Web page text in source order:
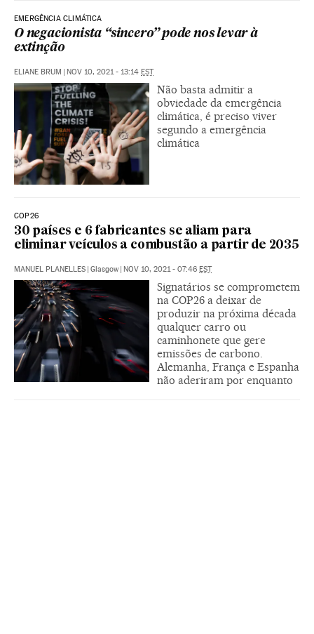
EMERGÊNCIA CLIMÁTICA
O negacionista “sincero” pode nos levar à
extinção
ELIANE BRUM | NOV 10, 2021 - 13:14 EST
Não basta admitir a
obviedade da emergência
climática, é preciso viver
segundo a emergência
climática
COP26
30 países e 6 fabricantes se aliam para
eliminar veículos a combustão a partir de 2035
MANUEL PLANELLES | Glasgow | NOV 10, 2021 - 07:46 EST
Signatários se comprometem
na COP26 a deixar de
produzir na próxima década
qualquer carro ou
caminhonete que gere
emissões de carbono.
Alemanha, França e Espanha
não aderiram por enquanto